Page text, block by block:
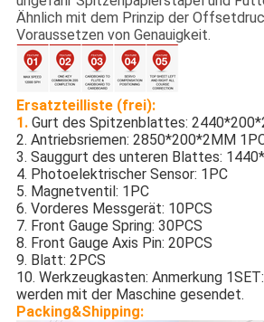
Ähnlich mit dem Prinzip der
Voraussetzen von Genauigkeit.
Ersatzteilliste (frei):
1. Gurt des Spitzenblattes:
2. Antriebsriemen: 2850*200*2MM
3. Sauggurt des unteren Blattes:
4. Photoelektrischer Sensor: 1PC
5. Magnetventil: 1PC
6. Vorderes Messgerät: 10PCS
7. Front Gauge Spring: 30PCS
8. Front Gauge Axis Pin: 20PCS
9. Blatt: 2PCS
10. Werkzeugkasten: Anmerkung
werden mit der Maschine gesendet.
Packing&Shipping: